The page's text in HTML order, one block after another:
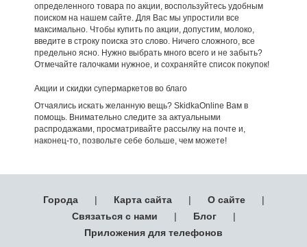
определенного товара по акции, воспользуйтесь удобным
поиском на нашем сайте. Для Вас мы упростили все
максимально. Чтобы купить по акции, допустим, молоко,
введите в строку поиска это слово. Ничего сложного, все
предельно ясно. Нужно выбрать много всего и не забыть?
Отмечайте галочками нужное, и сохраняйте список покупок!
Акции и скидки супермаркетов во благо
Отчаялись искать желанную вещь? SkidkaOnline Вам в
помощь. Внимательно следите за актуальными
распродажами, просматривайте рассылку на почте и,
наконец-то, позвольте себе больше, чем можете!
Города | Карта сайта | О сайте
|
Связаться с нами
| Блог
|
Приложения для телефонов